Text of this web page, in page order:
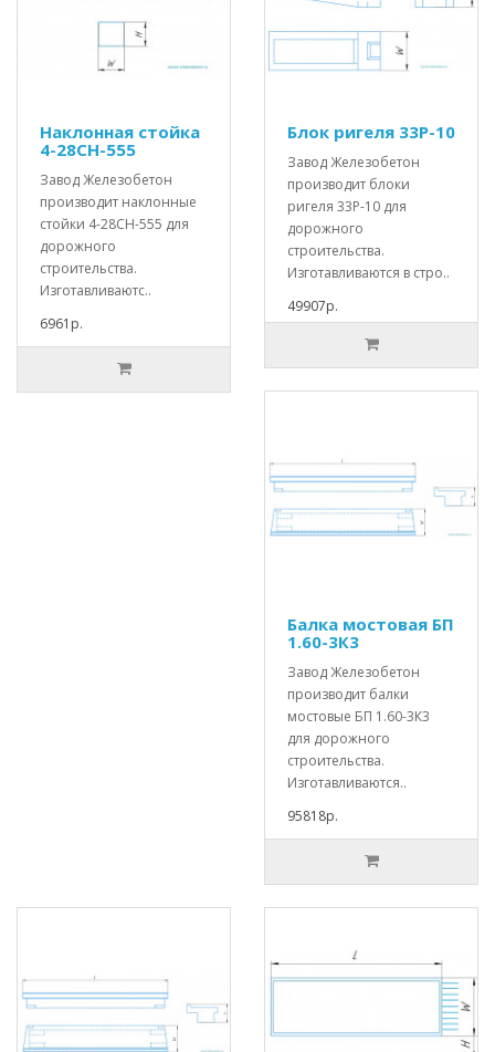
Наклонная стойка
4-28СН-555
Завод Железобетон
производит наклонные
стойки 4-28СН-555 для
дорожного
строительства.
Изготавливаютс..
6961р.
Блок ригеля 33Р-10
Завод Железобетон
производит блоки
ригеля 33Р-10 для
дорожного
строительства.
Изготавливаются в стро..
49907р.
Балка мостовая БП
1.60-3К3
Завод Железобетон
производит балки
мостовые БП 1.60-3К3
для дорожного
строительства.
Изготавливаются..
95818р.